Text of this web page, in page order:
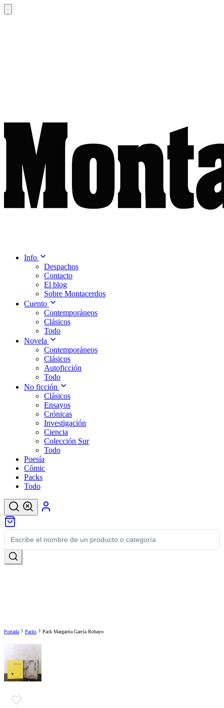
Info
Despachos
Contacto
El blog
Sobre Montacerdos
Cuento
Contemporáneos
Clásicos
Todo
Novela
Contemporáneos
Clásicos
Autoficción
Todo
No ficción
Clásicos
Ensayos
Crónicas
Investigación
Ciencia
Colección Sur
Todo
Poesía
Cómic
Packs
Todo
Portada Packs Pack Margarita García Robayo